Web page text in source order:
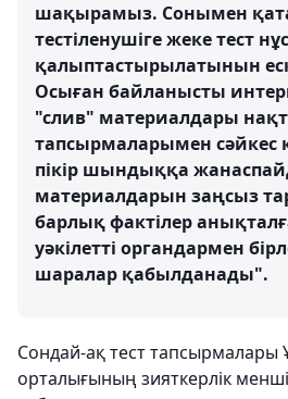
шақырамыз. Сонымен
тестіленушіге жеке тест
қалыптастырылатынын
Осыған байланысты
"слив" материалдары
тапсырмаларымен сәйкес
пікір шындыққа
материалдарын заңсыз
барлық фактілер
уәкілетті органдармен
шаралар қабылданады".
Сондай-ақ тест тапсырмалары
орталығының зияткерлік